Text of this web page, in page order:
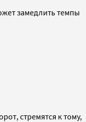
замедлить темпы
стремятся к тому,